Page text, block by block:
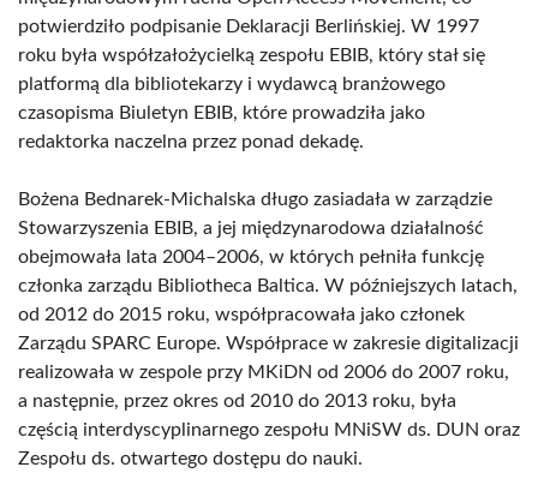
potwierdziło podpisanie Deklaracji Berlińskiej. W 1997
roku była współzałożycielką zespołu EBIB, który stał się
platformą dla bibliotekarzy i wydawcą branżowego
czasopisma Biuletyn EBIB, które prowadziła jako
redaktorka naczelna przez ponad dekadę.
Bożena Bednarek-Michalska długo zasiadała w zarządzie
Stowarzyszenia EBIB, a jej międzynarodowa działalność
obejmowała lata 2004–2006, w których pełniła funkcję
członka zarządu Bibliotheca Baltica. W późniejszych latach,
od 2012 do 2015 roku, współpracowała jako członek
Zarządu SPARC Europe. Współprace w zakresie digitalizacji
realizowała w zespole przy MKiDN od 2006 do 2007 roku,
a następnie, przez okres od 2010 do 2013 roku, była
częścią interdyscyplinarnego zespołu MNiSW ds. DUN oraz
Zespołu ds. otwartego dostępu do nauki.